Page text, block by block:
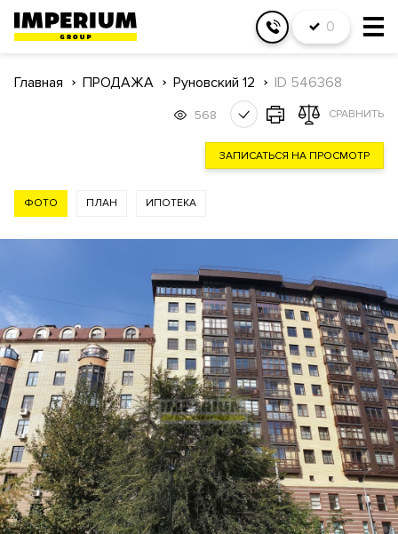
0
Главная ПРОДАЖА Руновский 12 ID 546368
568 СРАВНИТЬ
ЗАПИСАТЬСЯ НА ПРОСМОТР
ФОТО ПЛАН ИПОТЕКА